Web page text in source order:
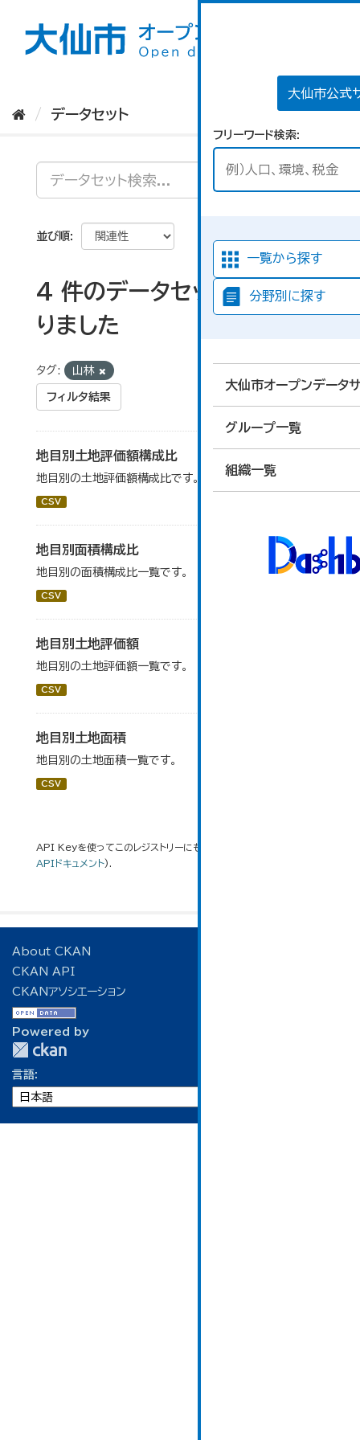
大仙市公式
フリーワード検索
一覧から探す
分野別に探す
大仙市オープンデータ
グループ一覧
組織一覧
データセット
並び順
4 件のデータセットが見つか
りました
タグ: 山林
フィルタ結果
地目別土地評価額構成比
地目別の土地評価額構成比です。
CSV
地目別面積構成比
地目別の面積構成比一覧です。
CSV
地目別土地評価額
地目別の土地評価額一覧です。
CSV
地目別土地面積
地目別の土地面積一覧です。
CSV
API Keyを使ってこのレジストリーにもアクセス可能です
APIドキュメント).
About CKAN
CKAN API
CKANアソシエーション
Powered by
言語